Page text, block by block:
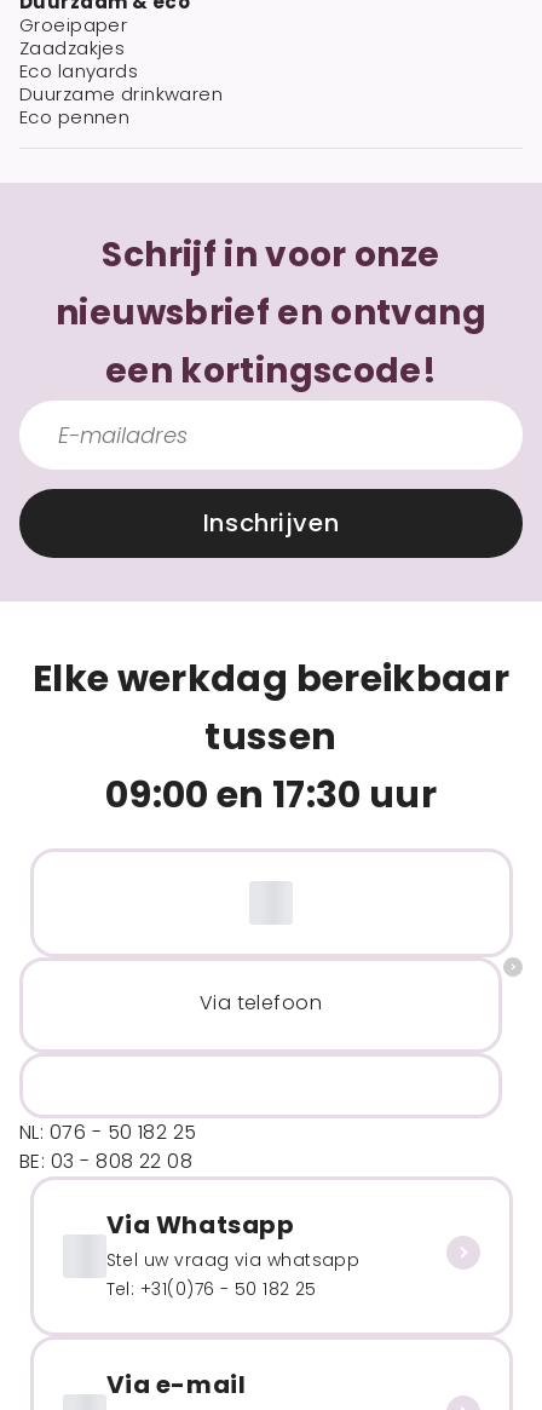
Groeipaper
Zaadzakjes
Eco lanyards
Duurzame drinkwaren
Eco pennen
Schrijf in voor onze
nieuwsbrief en ontvang
een kortingscode!
Inschrijven
Elke werkdag bereikbaar
tussen
09:00 en 17:30 uur
Via telefoon
NL: 076 - 50 182 25
BE: 03 - 808 22 08
Via Whatsapp
Stel uw vraag via whatsapp
Tel: +31(0)76 - 50 182 25
Via e-mail